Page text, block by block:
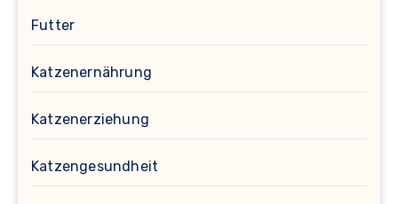
Futter
Katzenernährung
Katzenerziehung
Katzengesundheit